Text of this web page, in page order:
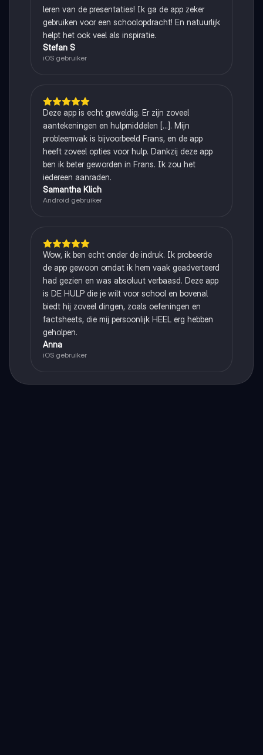
leren van de presentaties! Ik ga de app zeker
gebruiken voor een schoolopdracht! En natuurlijk
helpt het ook veel als inspiratie.
Stefan S
iOS gebruiker
Deze app is echt geweldig. Er zijn zoveel
aantekeningen en hulpmiddelen [...]. Mijn
probleemvak is bijvoorbeeld Frans, en de app
heeft zoveel opties voor hulp. Dankzij deze app
ben ik beter geworden in Frans. Ik zou het
iedereen aanraden.
Samantha Klich
Android gebruiker
Wow, ik ben echt onder de indruk. Ik probeerde
de app gewoon omdat ik hem vaak geadverteerd
had gezien en was absoluut verbaasd. Deze app
is DE HULP die je wilt voor school en bovenal
biedt hij zoveel dingen, zoals oefeningen en
factsheets, die mij persoonlijk HEEL erg hebben
geholpen.
Anna
iOS gebruiker